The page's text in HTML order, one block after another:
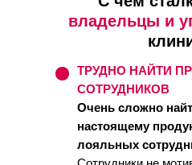
ТРУДНО НАЙТИ
СОТРУДНИКОВ
Очень сложно
настоящему
лояльных
владельцы и